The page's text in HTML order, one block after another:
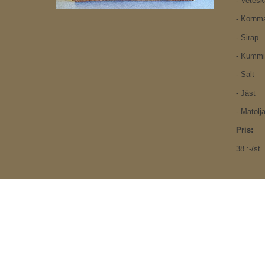
-
- Sirap
-
- Salt
- Jäst
- Matolja
Pris:
38 :-/st